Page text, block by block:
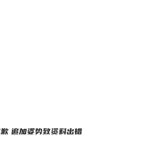
追加姿势致资料出错